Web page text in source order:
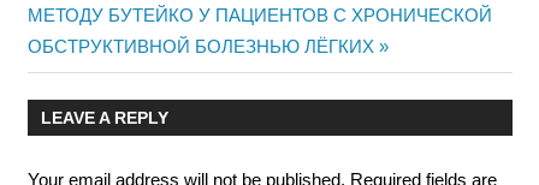
Post:
МЕТОДУ БУТЕЙКО У ПАЦИЕНТОВ С ХРОНИЧЕСКОЙ
ОБСТРУКТИВНОЙ БОЛЕЗНЬЮ ЛЁГКИХ
LEAVE A REPLY
Your email address will not be published. Required fields are